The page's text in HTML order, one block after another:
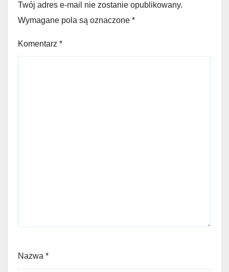
Twój adres e-mail nie zostanie opublikowany.
Wymagane pola są oznaczone *
Komentarz *
Nazwa *